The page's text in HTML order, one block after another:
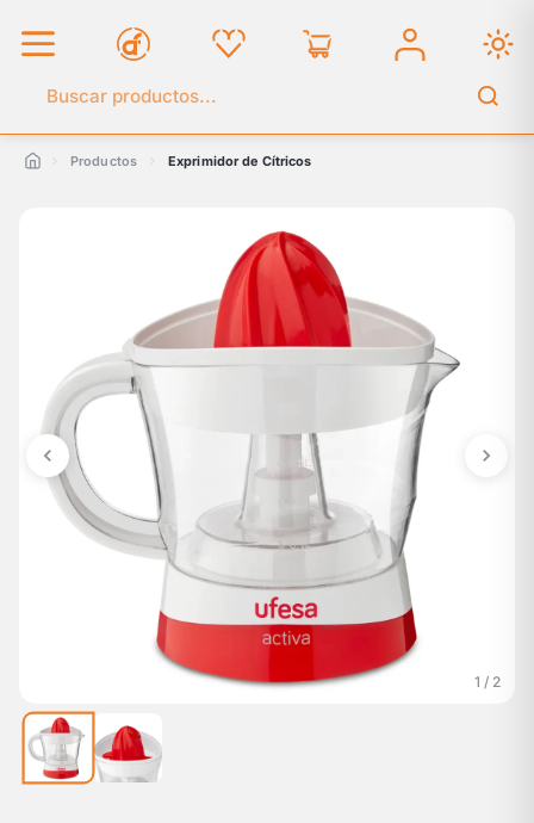
Buscar en el catálogo
Productos Exprimidor de Cítricos
1 / 2